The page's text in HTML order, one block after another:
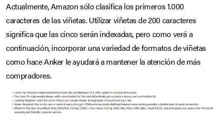
Actualmente, Amazon sólo clasifica los primeros 1.000
caracteres de las viñetas. Utilizar viñetas de 200 caracteres
significa que las cinco serán indexadas, pero como verá a
continuación, incorporar una variedad de formatos de viñetas
como hace Anker le ayudará a mantener la atención de más
compradores.